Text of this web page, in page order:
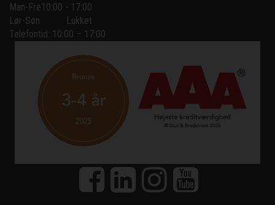
Man-Fre10:00 - 17:00
Lør-Søn
Lukket
Telefontid: 10:00 – 17:00